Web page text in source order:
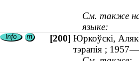
См. также
языке:
[200] Юркоўскi,
тэрапія ;